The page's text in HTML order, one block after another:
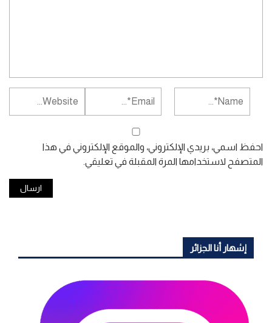
احفظ اسمي، بريدي الإلكتروني، والموقع الإلكتروني في هذا
المتصفح لاستخدامها المرة المقبلة في تعليقي.
إشهار أنا الجزائر